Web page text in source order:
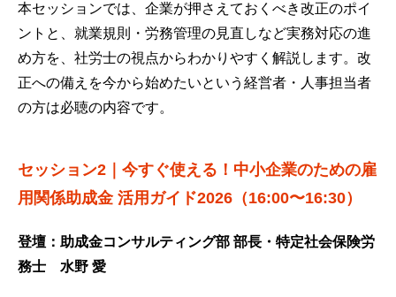
本セッションでは、企業が押さえておくべき改正のポイ
ントと、就業規則・労務管理の見直しなど実務対応の進
め方を、社労士の視点からわかりやすく解説します。改
正への備えを今から始めたいという経営者・人事担当者
の方は必聴の内容です。
セッション2｜今すぐ使える！中小企業のための雇
用関係助成金 活用ガイド2026（16:00〜16:30）
登壇：助成金コンサルティング部 部長・特定社会保険労
務士 水野 愛